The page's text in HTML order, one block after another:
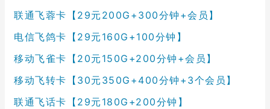
联通飞蓉卡【29元200G+300分钟+会员】
电信飞鸽卡【29元160G+100分钟】
移动飞雀卡【20元150G+200分钟+会员】
移动飞转卡【30元350G+400分钟+3个会员】
联通飞话卡【29元180G+200分钟】